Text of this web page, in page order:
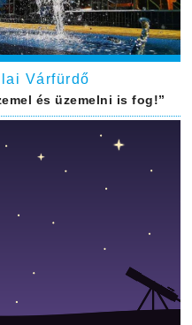
Várfürdő
és üzemelni is fog!”